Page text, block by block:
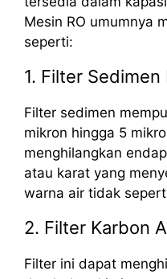
Mesin RO umumnya
seperti:
1. Filter Sedimen
Filter sedimen
mikron hingga 5
menghilangkan
atau karat yang
warna air tidak
2. Filter Karbon
Filter ini dapat